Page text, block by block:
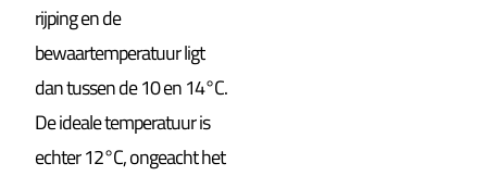
rijping en de
bewaartemperatuur ligt
dan tussen de 10 en 14°C.
De ideale temperatuur is
echter 12°C, ongeacht het